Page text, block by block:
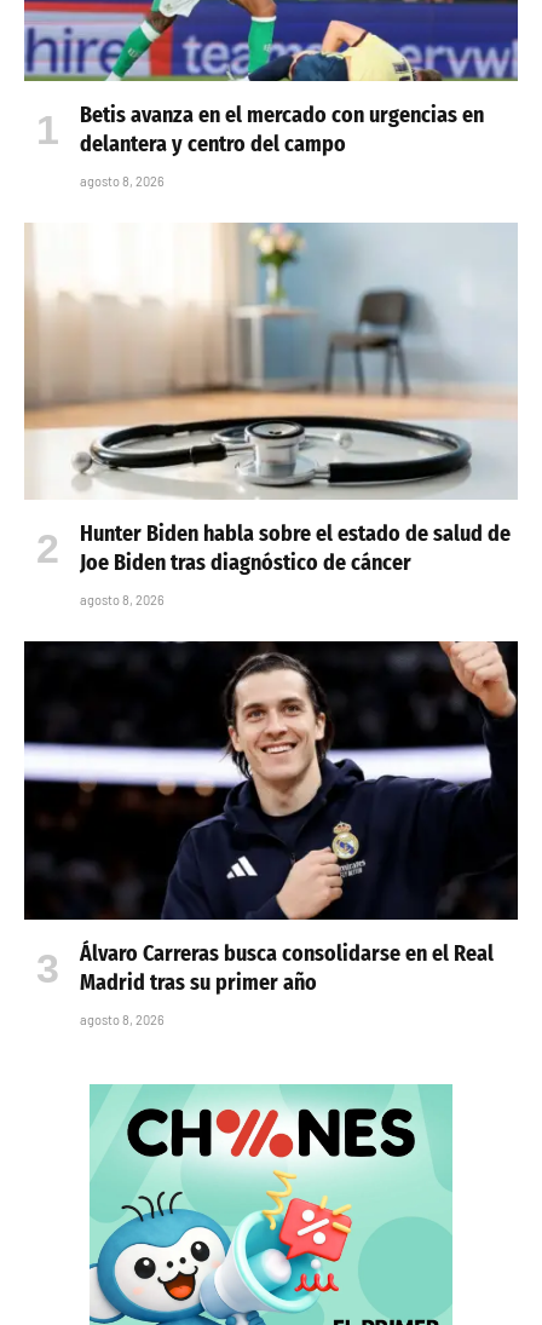
Betis avanza en el mercado con urgencias en
delantera y centro del campo
agosto 8, 2026
Hunter Biden habla sobre el estado de salud de
Joe Biden tras diagnóstico de cáncer
agosto 8, 2026
Álvaro Carreras busca consolidarse en el Real
Madrid tras su primer año
agosto 8, 2026